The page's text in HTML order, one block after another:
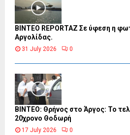
BINTEO REPORTAZ Σε ύφεση η
Αργολίδας.
31 July 2026 0
ΒΙΝΤΕΟ: Θρήνος στο Άργος: Το
20χρονο Θοδωρή
17 July 2026 0